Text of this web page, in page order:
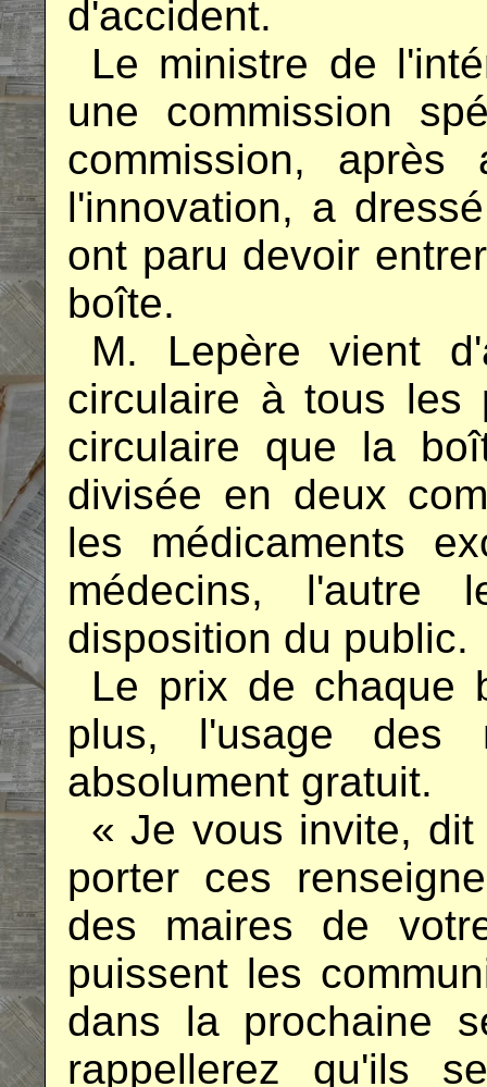
d'accident.
Le ministre de
une commission
commission,
l'innovation, a
ont paru devoir
boîte.
M. Lepère vient
circulaire à tous les
circulaire que la
divisée en deux
les médicaments
médecins,
disposition du public.
Le prix de chaque
plus, l'usage des
absolument gratuit.
« Je vous invite,
porter ces
des maires de
puissent les
dans la prochaine
rappellerez qu'ils